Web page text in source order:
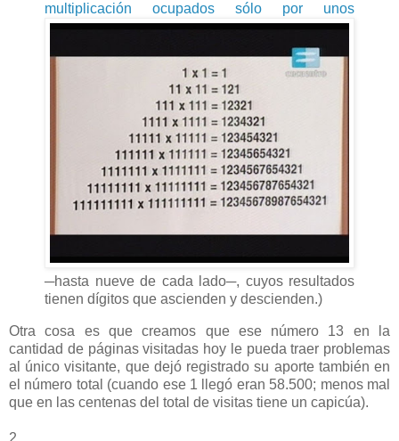
multiplicación ocupados sólo por unos
─hasta nueve de cada lado─, cuyos resultados
tienen dígitos que ascienden y descienden.)
Otra cosa es que creamos que ese número 13 en la
cantidad de páginas visitadas hoy le pueda traer problemas
al único visitante, que dejó registrado su aporte también en
el número total (cuando ese 1 llegó eran 58.500; menos mal
que en las centenas del total de visitas tiene un capicúa).
2.